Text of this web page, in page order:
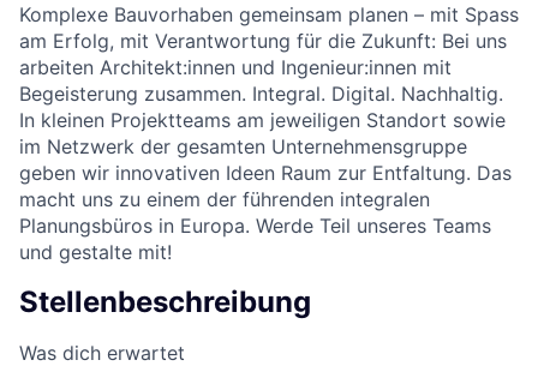
Komplexe Bauvorhaben gemeinsam planen – mit Spass
am Erfolg, mit Verantwortung für die Zukunft: Bei uns
arbeiten Architekt:innen und Ingenieur:innen mit
Begeisterung zusammen. Integral. Digital. Nachhaltig.
In kleinen Projektteams am jeweiligen Standort sowie
im Netzwerk der gesamten Unternehmensgruppe
geben wir innovativen Ideen Raum zur Entfaltung. Das
macht uns zu einem der führenden integralen
Planungsbüros in Europa. Werde Teil unseres Teams
und gestalte mit!
Stellenbeschreibung
Was dich erwartet